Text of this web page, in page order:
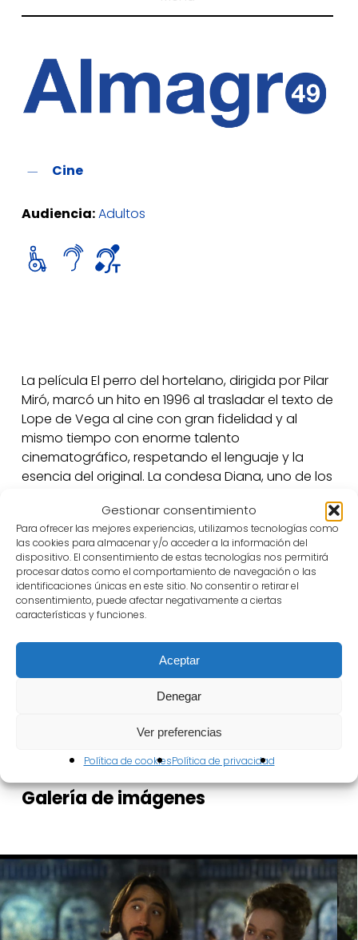
Gestionar consentimiento
Para ofrecer las mejores experiencias, utilizamos tecnologías como
las cookies para almacenar y/o acceder a la información del
dispositivo. El consentimiento de estas tecnologías nos permitirá
procesar datos como el comportamiento de navegación o las
identificaciones únicas en este sitio. No consentir o retirar el
consentimiento, puede afectar negativamente a ciertas
características y funciones.
Aceptar
Denegar
Ver preferencias
Política de cookiesPolítica de privacidad
Cine
Audiencia:Adultos
La película El perro del hortelano, dirigida por Pilar
Miró, marcó un hito en 1996 al trasladar el texto de
Lope de Vega al cine con gran fidelidad y al
mismo tiempo con enorme talento
cinematográfico, respetando el lenguaje y la
esencia del original. La condesa Diana, uno de los
teatro clásico, se debate entre su amor por su
secretario Teodoro y las normas sociales que
impiden la relación, reflejando los conflictos de
honor y deseo característicos del Siglo de Oro.
Emma Suárez y Carmelo Gómez interpretaron a
estos personajes y la película sobresalió, además,
por el público y la crítica, sino también en los
Premios Goya de 1997, donde obtuvo siete
galardones, incluido Mejor Dirección y Mejor Guion
Adaptado, consolidándose como una de las
mejores versiones del teatro clásico español
realizadas en cine.
Galeríadeimágenes